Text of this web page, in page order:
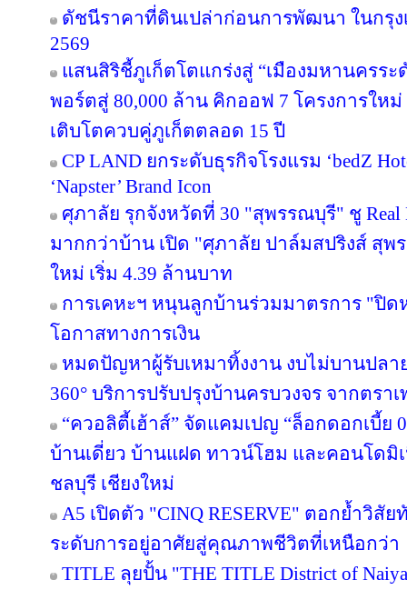
ดัชนีราคาที่ดินเปล่าก่อนการพัฒนา ในกรุ
2569
แสนสิริชี้ภูเก็ตโตแกร่งสู่ “เมืองมหานครร
พอร์ตสู่ 80,000 ล้าน คิกออฟ 7 โครงการให
เติบโตควบคู่ภูเก็ตตลอด 15 ปี
CP LAND ยกระดับธุรกิจโรงแรม ‘bedZ
‘Napster’ Brand Icon
ศุภาลัย รุกจังหวัดที่ 30 "สุพรรณบุรี" ชู Real
มากกว่าบ้าน เปิด "ศุภาลัย ปาล์มสปริงส์ สุ
ใหม่ เริ่ม 4.39 ล้านบาท
การเคหะฯ หนุนลูกบ้านร่วมมาตรการ "ปิ
โอกาสทางการเงิน
หมดปัญหาผู้รับเหมาทิ้งงาน งบไม่บานปลาย
360° บริการปรับปรุงบ้านครบวงจร จากตรา
“ควอลิตี้เฮ้าส์” จัดแคมเปญ “ล็อกดอกเบี้ย
บ้านเดี่ยว บ้านแฝด ทาวน์โฮม และคอนโดมิ
ชลบุรี เชียงใหม่
A5 เปิดตัว "CINQ RESERVE" ตอกย้ำวิสัย
ระดับการอยู่อาศัยสู่คุณภาพชีวิตที่เหนือกว่า
TITLE ลุยปั้น "THE TITLE District of